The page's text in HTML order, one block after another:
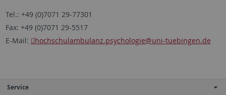
Tel.: +49 (0)7071 29-77301
Fax: +49 (0)7071 29-5517
E-Mail:
hochschulambulanz.psychologie@uni-tuebingen.de
Service